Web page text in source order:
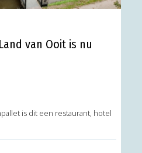
van Ooit is nu
is dit een restaurant, hotel